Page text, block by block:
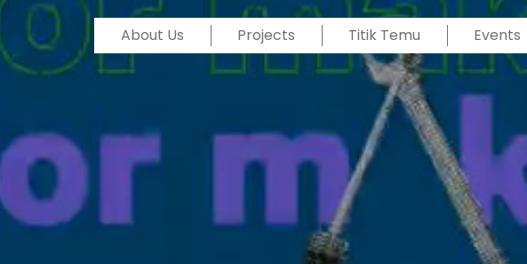
About Us Projects Titik Temu Events